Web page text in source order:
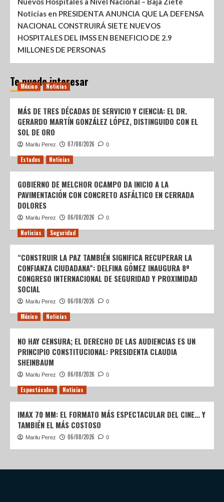
Noticias en PRESIDENTA ANUNCIA QUE LA DEFENSA
NACIONAL CONSTRUIRÁ SIETE NUEVOS
HOSPITALES DEL IMSS EN BENEFICIO DE 2.9
MILLONES DE PERSONAS
Te puede interesar
México Noticias
MÁS DE TRES DÉCADAS DE SERVICIO Y CIENCIA: EL DR.
GERARDO MARTÍN GONZÁLEZ LÓPEZ, DISTINGUIDO CON EL
SOL DE ORO
Marilu Perez 07/08/2026 0
Estados Noticias
GOBIERNO DE MELCHOR OCAMPO DA INICIO A LA
PAVIMENTACIÓN CON CONCRETO ASFÁLTICO EN CERRADA
DOLORES
Marilu Perez 06/08/2026 0
Noticias Seguridad
“CONSTRUIR LA PAZ TAMBIÉN SIGNIFICA RECUPERAR LA
CONFIANZA CIUDADANA”: DELFINA GÓMEZ INAUGURA 8º
CONGRESO INTERNACIONAL DE SEGURIDAD Y PROXIMIDAD
SOCIAL
Marilu Perez 06/08/2026 0
México Noticias
NO HAY CENSURA; EL DERECHO DE LAS AUDIENCIAS ES UN
PRINCIPIO CONSTITUCIONAL: PRESIDENTA CLAUDIA
SHEINBAUM
Marilu Perez 06/08/2026 0
Espectáculos Noticias
IMAX 70 MM: EL FORMATO MÁS ESPECTACULAR DEL CINE… Y
TAMBIÉN EL MÁS COSTOSO
Marilu Perez 06/08/2026 0